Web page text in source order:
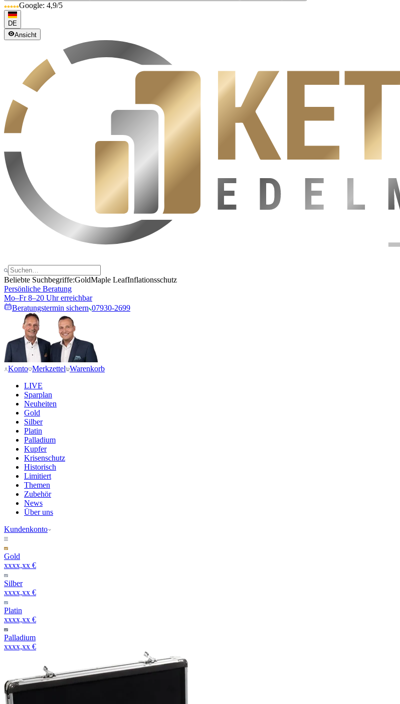
Google: 4,9/5
DE
Ansicht
Beliebte Suchbegriffe:GoldMaple LeafInflationsschutz
Persönliche Beratung
Mo–Fr 8–20 Uhr erreichbar
Beratungstermin sichern 07930-2699
Konto Merkzettel Warenkorb
LIVE
Sparplan
Neuheiten
Gold
Silber
Platin
Palladium
Kupfer
Krisenschutz
Historisch
Limitiert
Themen
Zubehör
News
Über uns
Kundenkonto
Gold
xxxx,xx €
Silber
xxxx,xx €
Platin
xxxx,xx €
Palladium
xxxx,xx €